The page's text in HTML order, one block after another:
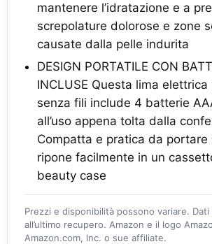
mantenere l’idratazione e a
screpolature dolorose e zone
causate dalla pelle indurita
DESIGN PORTATILE CON
INCLUSE Questa lima elettrica
senza fili include 4 batterie
all’uso appena tolta dalla
Compatta e pratica da portare
ripone facilmente in un
beauty case
Prezzi e disponibilità possono variare. Dati
all’ultimo recupero. Amazon e il logo
Amazon.com, Inc. o sue affiliate.